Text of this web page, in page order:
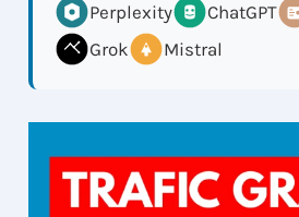
Perplexity ChatGPT
Grok
Mistral